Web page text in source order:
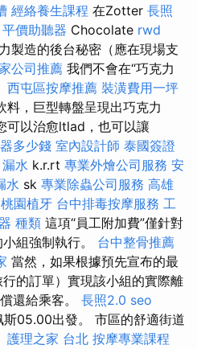
經絡養生課程 在Zotter 長照
平價助聽器 Chocolate rwd
製造的後台秘密（應在現場支
公司推薦 我們不會在“巧克力
西屯區按摩推薦 裝潢費用一坪
料，巨型轉盤呈現出巧克力
可以治愈ltlad，也可以讓
多少錢 室內設計師 泰國簽證
水 k.r.rt 專業外燴公司服務 安
水 sk 專業除蟲公司服務 高雄
桃園植牙 台中排毒按摩服務 工
種類 這項“員工附加費”僅針對
組強制執行。 台中整骨推薦
當然，如果根據預先宣布的最
的訂單）實現該小組的實際離
還給乘客。 長照2.0 seo
斯05.00出發。 市區的舒適街道
護理之家 台北 按摩專業課程